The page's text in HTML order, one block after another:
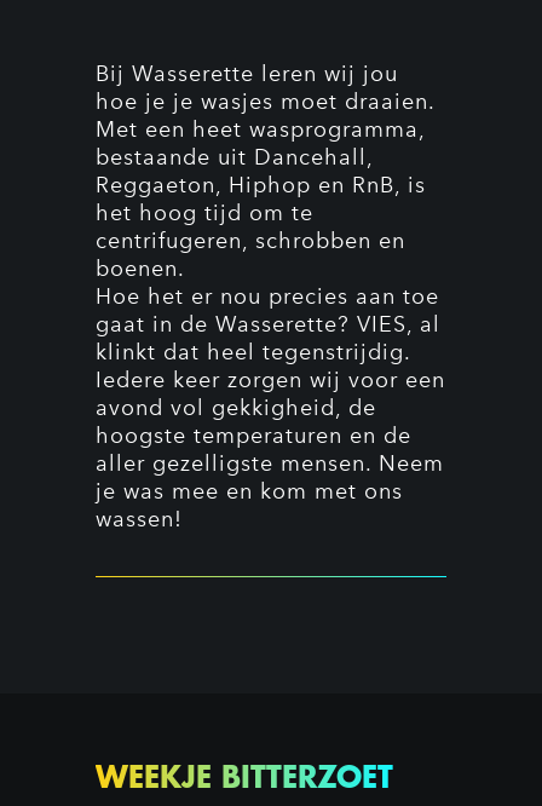
Bij Wasserette leren wij jou
hoe je je wasjes moet draaien.
Met een heet wasprogramma,
bestaande uit Dancehall,
Reggaeton, Hiphop en RnB, is
het hoog tijd om te
centrifugeren, schrobben en
boenen.
Hoe het er nou precies aan toe
gaat in de Wasserette? VIES, al
klinkt dat heel tegenstrijdig.
Iedere keer zorgen wij voor een
avond vol gekkigheid, de
hoogste temperaturen en de
aller gezelligste mensen. Neem
je was mee en kom met ons
wassen!
WEEKJE BITTERZOET